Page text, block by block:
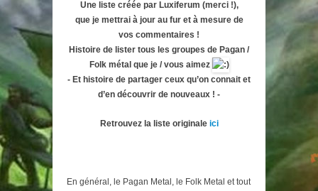
Une liste créée par Luxiferum (merci !),
que je mettrai à jour au fur et à mesure de
vos commentaires !
Histoire de lister tous les groupes de Pagan /
Folk métal que je / vous aimez
- Et histoire de partager ceux qu’on connait et
d’en découvrir de nouveaux ! -
Retrouvez la liste originale ici
En général, le Pagan Metal, le Folk Metal et tout